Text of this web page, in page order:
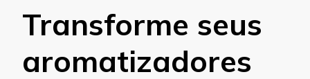
Transforme seus
aromatizadores